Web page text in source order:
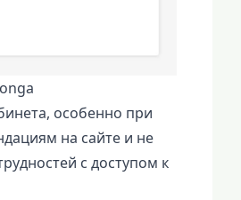
особенно при
на сайте и не
с доступом к